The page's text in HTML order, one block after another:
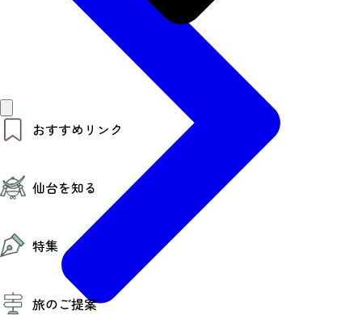
おすすめリンク
モデルコース
エリアガイド
お得なチケット
仙台を知る
仙台の魅力
エリアガイド
復興に向けて
仙台観光PR動画ライブラリー
仙台から行く東北周遊旅
特集
夜時間トピックス
旅のご提案